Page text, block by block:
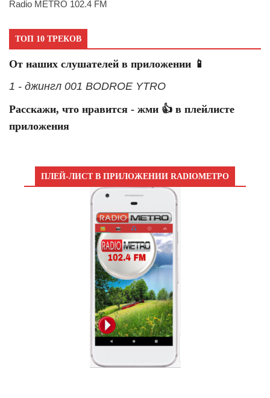
Radio METRO 102.4 FM
ТОП 10 ТРЕКОВ
От наших слушателей в приложении 📱
1 - джингл 001 BODROE YTRO
Расскажи, что нравится - жми 👍 в плейлисте
приложения
ПЛЕЙ-ЛИСТ В ПРИЛОЖЕНИИ RADIOМЕТРО